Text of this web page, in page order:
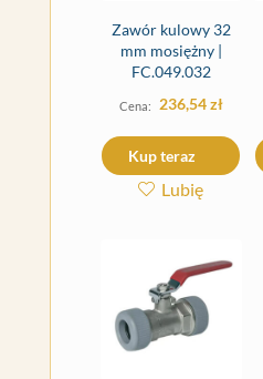
Zawór kulowy 32
mm mosiężny |
FC.049.032
236,54zł
Kup teraz
Lubię